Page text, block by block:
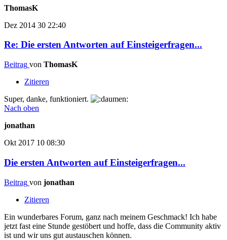
ThomasK
Dez 2014 30 22:40
Re: Die ersten Antworten auf Einsteigerfragen...
Beitrag von ThomasK
Zitieren
Super, danke, funktioniert.
Nach oben
jonathan
Okt 2017 10 08:30
Die ersten Antworten auf Einsteigerfragen...
Beitrag von jonathan
Zitieren
Ein wunderbares Forum, ganz nach meinem Geschmack! Ich habe
jetzt fast eine Stunde gestöbert und hoffe, dass die Community aktiv
ist und wir uns gut austauschen können.